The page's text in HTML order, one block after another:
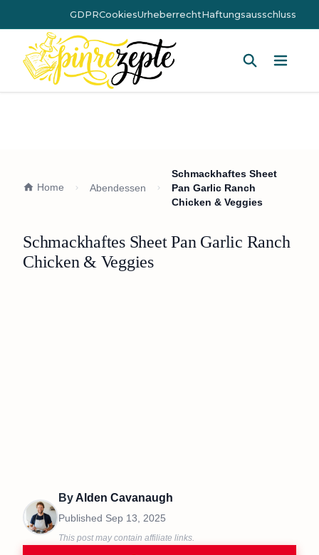
GDPRCookiesUrheberrechtHaftungsausschluss
Home Abendessen
Schmackhaftes Sheet
Pan Garlic Ranch
Chicken & Veggies
Schmackhaftes Sheet Pan Garlic Ranch
Chicken & Veggies
ByAlden Cavanaugh
Published Sep 13, 2025
This post may contain affiliate links.